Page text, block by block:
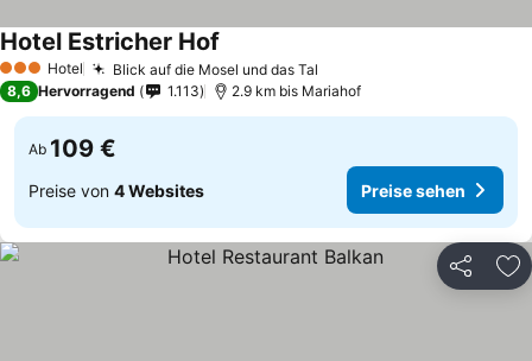
3 SterneHotel Blick auf die Mosel und das Tal
Hotel Estricher Hof
8,6 Hervorragend 1.113 2.9 km bis Mariahof
Ab 109 €
Preise von 4 Websites Preise sehen
Teilen